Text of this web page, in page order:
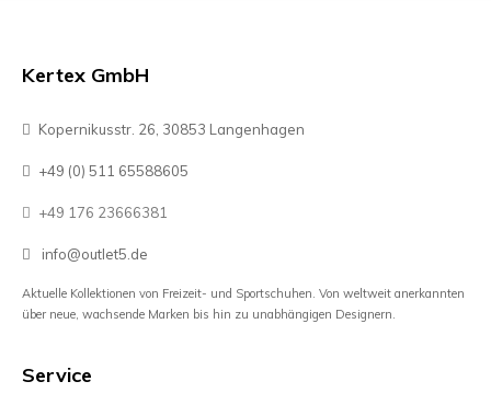
Kertex GmbH
Kopernikusstr. 26, 30853 Langenhagen
+49 (0) 511 65588605
+49 176 23666381
info@outlet5.de
Aktuelle Kollektionen von Freizeit- und Sportschuhen. Von weltweit anerkannten
über neue, wachsende Marken bis hin zu unabhängigen Designern.
Service